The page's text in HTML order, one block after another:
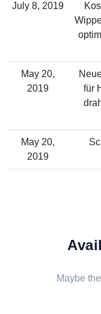
July 8, 2019
May 20,
2019
für
May 20,
2019
Maybe